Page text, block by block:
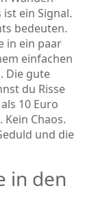
ein Signal.
bedeuten.
in ein paar
einfachen
Die gute
du Risse
10 Euro
Chaos.
und die
in den